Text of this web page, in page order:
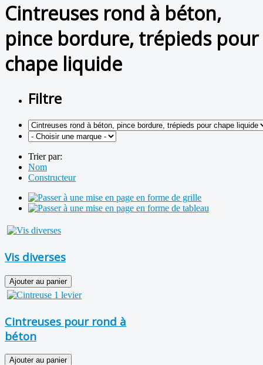
Cintreuses rond à béton,
pince bordure, trépieds pour
chape liquide
Filtre
Trier par:
Nom
Constructeur
Vis diverses
Cintreuses pour rond à
béton